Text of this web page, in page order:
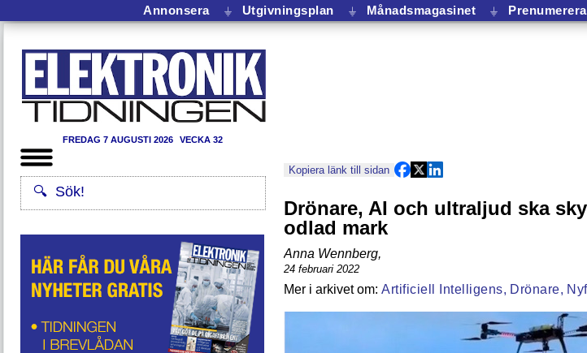
Annonsera ⏚ Utgivningsplan ⏚ Månadsmagasinet ⏚ Prenumerera
FREDAG 7 AUGUSTI 2026 VECKA 32
Kopiera länk till sidan
Drönare, AI och ultraljud ska
odlad mark
Anna Wennberg,
24 februari 2022
Artificiell Intelligens, Drönare,